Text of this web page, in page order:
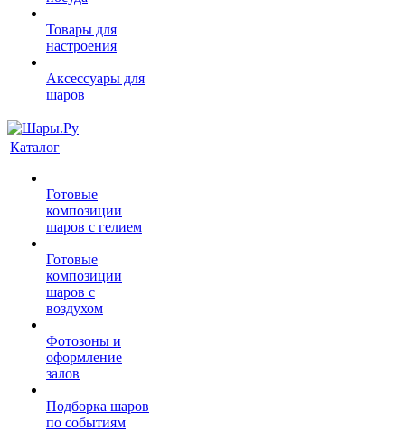
Товары для
настроения
Аксессуары для
шаров
Каталог
Готовые
композиции
шаров с гелием
Готовые
композиции
шаров с
воздухом
Фотозоны и
оформление
залов
Подборка шаров
по событиям